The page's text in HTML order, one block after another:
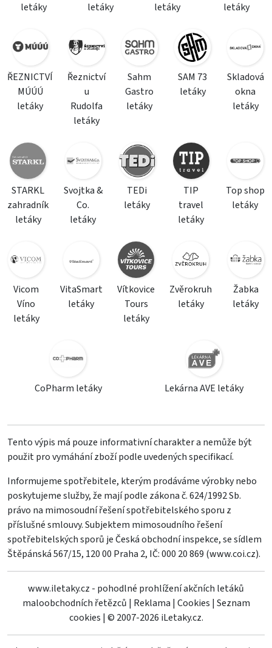
letáky
letáky
letáky
letáky
ŘEZNICTVÍ
MÚÚÚ
letáky
Řeznictví
u
Rudolfa
letáky
Sahm
Gastro
letáky
SAM 73
letáky
Skladová
okna
letáky
STARKL
zahradník
letáky
Svojtka &
Co.
letáky
TEDi
letáky
TIP
travel
letáky
Top shop
letáky
Vicom
Víno
letáky
VitaSmart
letáky
Vítkovice
Tours
letáky
Zvěrokruh
letáky
Žabka
letáky
CoPharm letáky Lekárna AVE letáky
Tento výpis má pouze informativní charakter a nemůže být
použit pro vymáhání zboží podle uvedených specifikací.
Informujeme spotřebitele, kterým prodáváme výrobky nebo
poskytujeme služby, že mají podle zákona č. 624/1992 Sb.
právo na mimosoudní řešení spotřebitelského sporu z
příslušné smlouvy. Subjektem mimosoudního řešení
spotřebitelských sporů je Česká obchodní inspekce, se sídlem
Štěpánská 567/15, 120 00 Praha 2, IČ: 000 20 869 (www.coi.cz).
www.iletaky.cz - pohodlné prohlížení akčních letáků
maloobchodních řetězců | Reklama | Cookies | Seznam
cookies | © 2007-2026 iLetaky.cz.